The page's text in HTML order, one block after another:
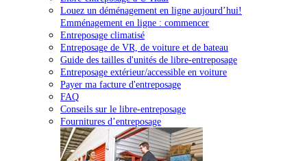
Louez un déménagement en ligne aujourd’hui!
Emménagement en ligne : commencer
Entreposage climatisé
Entreposage de VR, de voiture et de bateau
Guide des tailles d'unités de libre-entreposage
Entreposage extérieur/accessible en voiture
Payer ma facture d'entreposage
FAQ
Conseils sur le libre-entreposage
Fournitures d’entreposage